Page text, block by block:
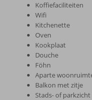
Koffiefaciliteiten
Wifi
Kitchenette
Oven
Kookplaat
Douche
Föhn
Aparte
Balkon met zitje
Stads- of parkzicht